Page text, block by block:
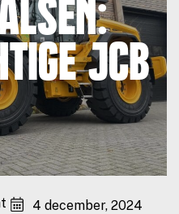
JCB
4 december, 2024